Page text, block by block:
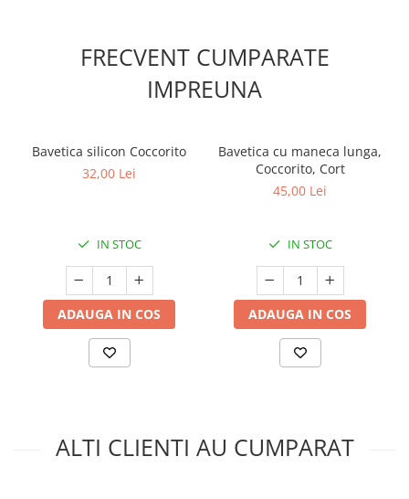
FRECVENT CUMPARATE
IMPREUNA
Bavetica silicon Coccorito
32,00 Lei
IN STOC
ADAUGA IN COS
Bavetica cu maneca lunga,
Coccorito, Cort
45,00 Lei
IN STOC
ADAUGA IN COS
ALTI CLIENTI AU CUMPARAT